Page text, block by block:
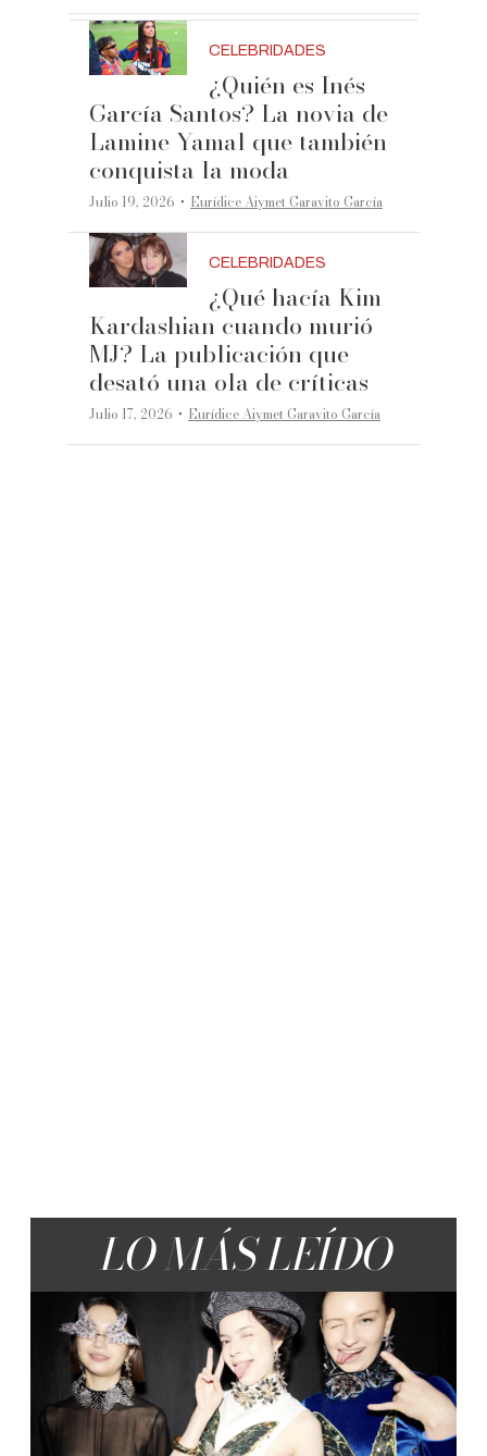
CELEBRIDADES
¿Quién es Inés
García Santos? La novia de
Lamine Yamal que también
conquista la moda
Julio 19, 2026 ·Eurídice Aiymet Garavito García
CELEBRIDADES
¿Qué hacía Kim
Kardashian cuando murió
MJ? La publicación que
desató una ola de críticas
Julio 17, 2026 ·Eurídice Aiymet Garavito García
LO MÁS LEÍDO